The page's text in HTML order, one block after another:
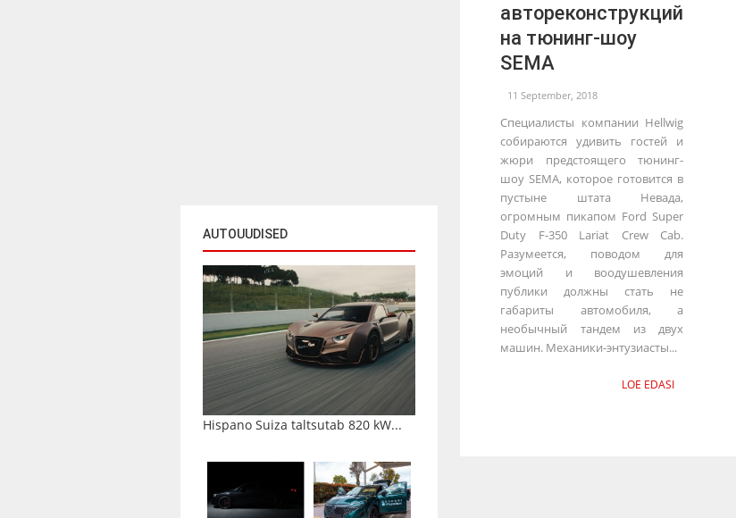
AUTOUUDISED
Hispano Suiza taltsutab 820 kW...
автореконструкций
на тюнинг-шоу
SEMA
11 September, 2018
Специалисты компании Hellwig
собираются удивить гостей и
жюри предстоящего тюнинг-
шоу SEMA, которое готовится в
пустыне штата Невада,
огромным пикапом Ford Super
Duty F-350 Lariat Crew Cab.
Разумеется, поводом для
эмоций и воодушевления
публики должны стать не
габариты автомобиля, а
необычный тандем из двух
машин. Механики-энтузиасты...
LOE EDASI